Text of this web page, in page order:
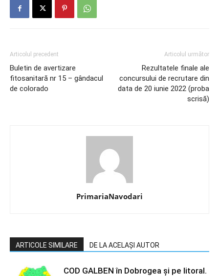
Articolul precedent
Buletin de avertizare
fitosanitară nr 15 – gândacul
de colorado
Articolul următor
Rezultatele finale ale
concursului de recrutare din
data de 20 iunie 2022 (proba
scrisă)
PrimariaNavodari
ARTICOLE SIMILARE DE LA ACELAȘI AUTOR
COD GALBEN în Dobrogea și pe litoral.